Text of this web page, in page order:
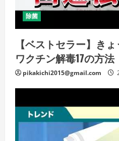
除菌
【ベストセラー】き
ワクチン解毒17の方法
pikakichi2015@gmail.com